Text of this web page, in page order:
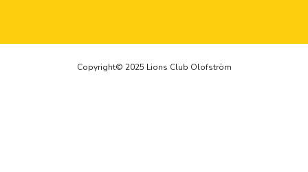
Copyright© 2025 Lions Club Olofström